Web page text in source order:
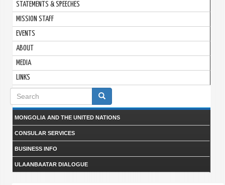
STATEMENTS & SPEECHES
MISSION STAFF
EVENTS
ABOUT
MEDIA
LINKS
Search
form
MONGOLIA AND THE UNITED NATIONS
CONSULAR SERVICES
BUSINESS INFO
ULAANBAATAR DIALOGUE